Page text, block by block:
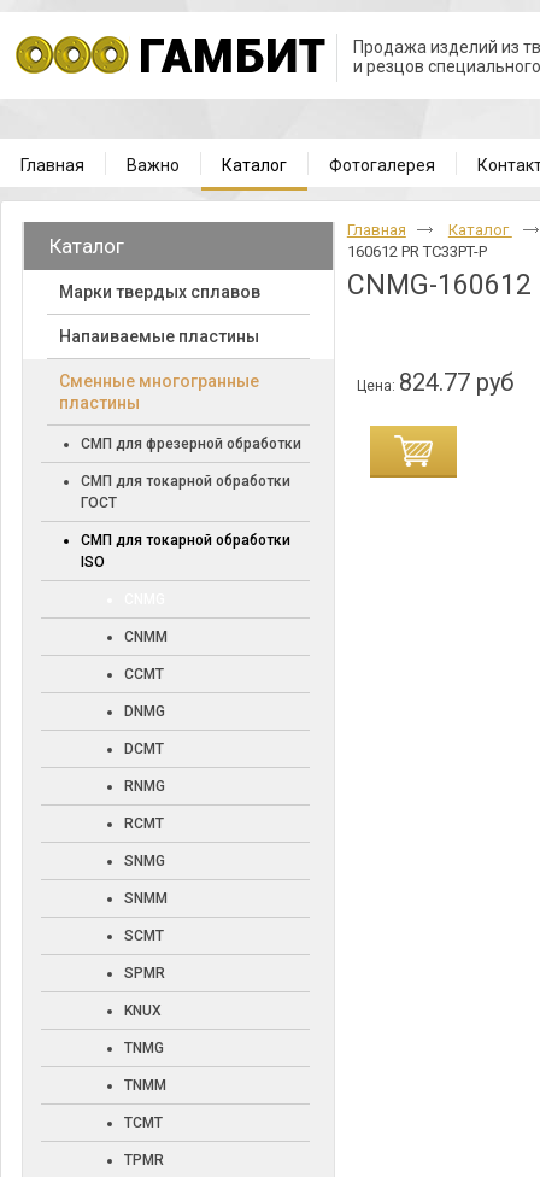
Продажа изделий из
и резцов
Главная Важно Каталог Фотогалерея
Каталог
Марки твердых сплавов
Напаиваемые пластины
Cменные многогранные
пластины
СМП для фрезерной обработки
СМП для токарной обработки
ГОСТ
СМП для токарной обработки
ISO
CNMM
CCMT
DNMG
DCMT
RNMG
RCMT
SNMG
SNMM
SCMT
SPMR
KNUX
TNMG
TNMM
TCMT
TPMR
Главная
Каталог
160612 PR TC33PT-P
CNMG-160612
Цена: 824.77 руб